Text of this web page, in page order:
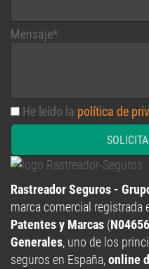
Mensaje*
He leído la política de
Rastreador Seguros -
marca comercial registrada
Patentes y Marcas (
Generales, uno de los
seguros en España,online